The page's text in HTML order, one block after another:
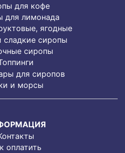
для кофе
для лимонада
ягодные
сладкие сиропы
сиропы
для сиропов
и морсы
оплатить